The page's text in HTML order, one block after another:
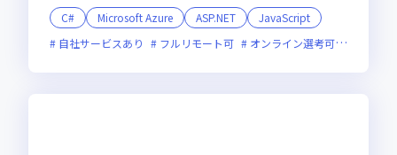
C#
Microsoft Azure ASP.NET
JavaScript
自社サービスあり
フルリモート可 オンライン選考可